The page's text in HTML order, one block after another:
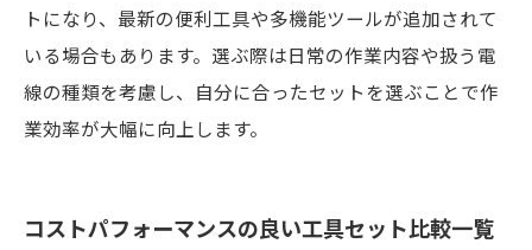
トになり、最新の便利工具や多機能ツールが追加されて
いる場合もあります。選ぶ際は日常の作業内容や扱う電
線の種類を考慮し、自分に合ったセットを選ぶことで作
業効率が大幅に向上します。
コストパフォーマンスの良い工具セット比較一覧